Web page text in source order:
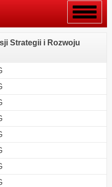
Włącz
menu
Strategii i Rozwoju